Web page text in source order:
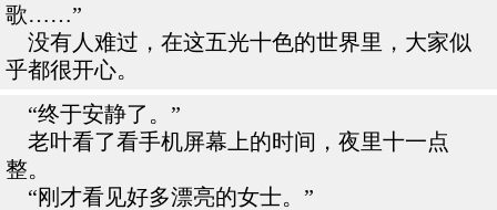
歌……”
没有人难过，在这五光十色的世界里，大家似
乎都很开心。
“终于安静了。”
老叶看了看手机屏幕上的时间，夜里十一点
整。
“刚才看见好多漂亮的女士。”